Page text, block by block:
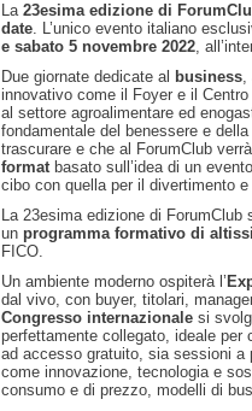
La23esima edizione di
date. L’unico evento italiano
e sabato 5 novembre 2022,
Due giornate dedicate al business,
innovativo come il Foyer e il
al settore agroalimentare ed
fondamentale del benessere e
trascurare e che al ForumClub
format basato sull’idea di un
cibo con quella per il divertimento
La 23esima edizione di ForumClub
un programma formativo di
FICO.
Un ambiente moderno ospiterà l’
dal vivo, con buyer, titolari,
Congresso internazionale si
perfettamente collegato, ideale per
ad accesso gratuito, sia sessioni a
come innovazione, tecnologia e
consumo e di prezzo, modelli di